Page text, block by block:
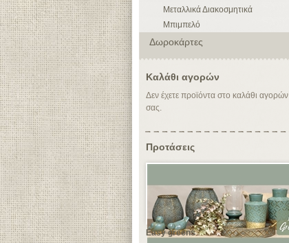
Μεταλλικά Διακοσμητικά
Μπιμπελό
Δωροκάρτες
Καλάθι αγορών
Δεν έχετε προϊόντα στο καλάθι αγορών
σας.
Προτάσεις
Easy greens